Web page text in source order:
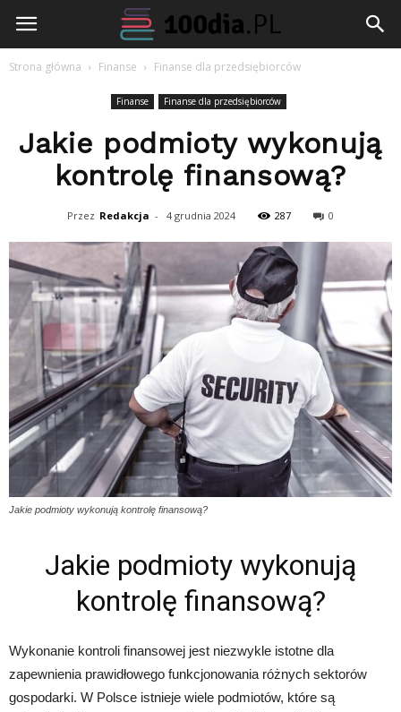
100dia.pl
Strona główna Finanse Finanse dla przedsiębiorców
Finanse Finanse dla przedsiębiorców
Jakie podmioty wykonują
kontrolę finansową?
Przez Redakcja - 4 grudnia 2024 287 0
Jakie podmioty wykonują kontrolę finansową?
Jakie podmioty wykonują
kontrolę finansową?
Wykonanie kontroli finansowej jest niezwykle istotne dla
zapewnienia prawidłowego funkcjonowania różnych sektorów
gospodarki. W Polsce istnieje wiele podmiotów, które są